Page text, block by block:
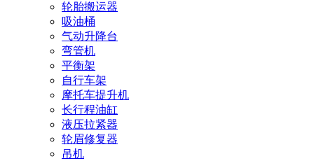
轮胎搬运器
吸油桶
气动升降台
弯管机
平衡架
自行车架
摩托车提升机
长行程油缸
液压拉紧器
轮眉修复器
吊机